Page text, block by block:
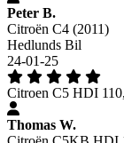
Peter B.
Citroën C4 (2011)
Hedlunds Bil
24-01-25
Citroen C5 HDI
Thomas W.